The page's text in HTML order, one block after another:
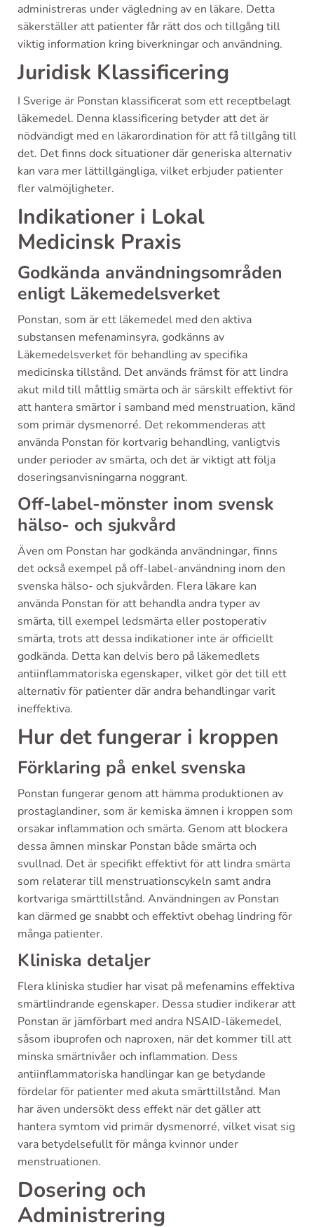
administreras under vägledning av en läkare. Detta
säkerställer att patienter får rätt dos och tillgång till
viktig information kring biverkningar och användning.
Juridisk Klassificering
I Sverige är Ponstan klassificerat som ett receptbelagt
läkemedel. Denna klassificering betyder att det är
nödvändigt med en läkarordination för att få tillgång till
det. Det finns dock situationer där generiska alternativ
kan vara mer lättillgängliga, vilket erbjuder patienter
fler valmöjligheter.
Indikationer i Lokal
Medicinsk Praxis
Godkända användningsområden
enligt Läkemedelsverket
Ponstan, som är ett läkemedel med den aktiva
substansen mefenaminsyra, godkänns av
Läkemedelsverket för behandling av specifika
medicinska tillstånd. Det används främst för att lindra
akut mild till måttlig smärta och är särskilt effektivt för
att hantera smärtor i samband med menstruation, känd
som primär dysmenorré. Det rekommenderas att
använda Ponstan för kortvarig behandling, vanligtvis
under perioder av smärta, och det är viktigt att följa
doseringsanvisningarna noggrant.
Off-label-mönster inom svensk
hälso- och sjukvård
Även om Ponstan har godkända användningar, finns
det också exempel på off-label-användning inom den
svenska hälso- och sjukvården. Flera läkare kan
använda Ponstan för att behandla andra typer av
smärta, till exempel ledsmärta eller postoperativ
smärta, trots att dessa indikationer inte är officiellt
godkända. Detta kan delvis bero på läkemedlets
antiinflammatoriska egenskaper, vilket gör det till ett
alternativ för patienter där andra behandlingar varit
ineffektiva.
Hur det fungerar i kroppen
Förklaring på enkel svenska
Ponstan fungerar genom att hämma produktionen av
prostaglandiner, som är kemiska ämnen i kroppen som
orsakar inflammation och smärta. Genom att blockera
dessa ämnen minskar Ponstan både smärta och
svullnad. Det är specifikt effektivt för att lindra smärta
som relaterar till menstruationscykeln samt andra
kortvariga smärttillstånd. Användningen av Ponstan
kan därmed ge snabbt och effektivt obehag lindring för
många patienter.
Kliniska detaljer
Flera kliniska studier har visat på mefenamins effektiva
smärtlindrande egenskaper. Dessa studier indikerar att
Ponstan är jämförbart med andra NSAID-läkemedel,
såsom ibuprofen och naproxen, när det kommer till att
minska smärtnivåer och inflammation. Dess
antiinflammatoriska handlingar kan ge betydande
fördelar för patienter med akuta smärttillstånd. Man
har även undersökt dess effekt när det gäller att
hantera symtom vid primär dysmenorré, vilket visat sig
vara betydelsefullt för många kvinnor under
menstruationen.
Dosering och
Administrering